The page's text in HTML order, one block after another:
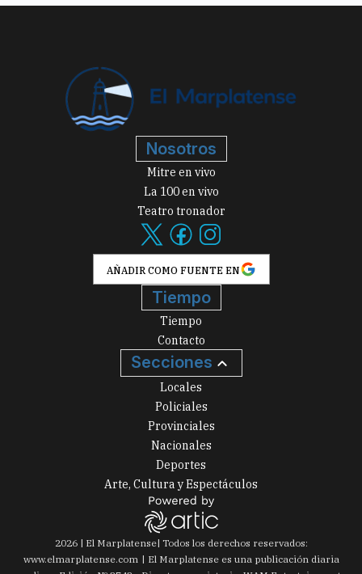
Nosotros
Mitre en vivo
La 100 en vivo
Teatro tronador
AÑADIR COMO FUENTE EN
Tiempo
Tiempo
Contacto
Secciones
Locales
Policiales
Provinciales
Nacionales
Deportes
Arte, Cultura y Espectáculos
2026| El Marplatense| Todos los derechos reservados:
www.elmarplatense.com
El Marplatense es una publicación diaria